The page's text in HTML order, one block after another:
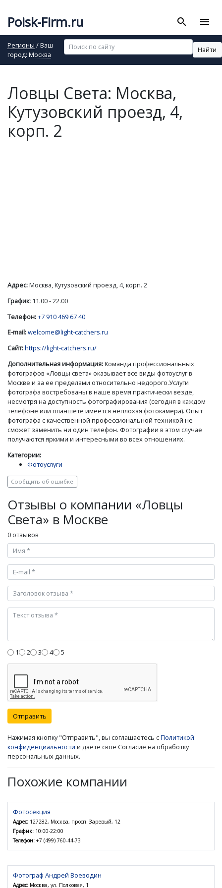
Poisk-Firm.ru search menu
Регионы / Ваш
город: Москва
Найти
Ловцы Света: Москва,
Кутузовский проезд, 4,
корп. 2
Адрес:Москва, Кутузовский проезд, 4, корп. 2
График: 11.00 - 22.00
Телефон:+7 910 469 67 40
E-mail:welcome@light-catchers.ru
Сайт:https://light-catchers.ru/
Дополнительная информация:Команда профессиональных
фотографов «Ловцы света» оказывает все виды фотоуслуг в
Москве и за ее пределами относительно недорого.Услуги
фотографа востребованы в наше время практически везде,
несмотря на доступность фотографирования (сегодня в каждом
телефоне или планшете имеется неплохая фотокамера). Опыт
фотографа с качественной профессиональной техникой не
сможет заменить ни один телефон. Фотографии в этом случае
получаются яркими и интересными во всех отношениях.
Категории:
Фотоуслуги
Сообщить об ошибке
Отзывы о компании «Ловцы
Света» в Москве
0 отзывов
1 2 3 4 5
Отправить
Нажимая кнопку "Отправить", вы соглашаетесь сПолитикой
конфиденциальности и даете свое Согласие на обработку
персональных данных.
Похожие компании
Фотосекция
Адрес: 127282, Москва, просп. Заревый, 12
График: 10:00-22:00
Телефон: +7 (499) 760-44-73
Фотограф Андрей Воеводин
Адрес: Москва, ул. Полковая, 1